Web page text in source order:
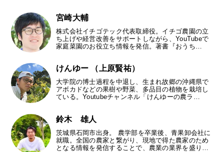
宮崎大輔
株式会社イチゴテック代表取締役。イチゴ農園の立
ち上げや経営改善をサポートしながら、YouTubeで
家庭菜園のお役立ち情報を発信。著書『おうち…
けんゆー （上原賢祐）
大学院の博士過程を中退し、生まれ故郷の沖縄県で
アボカドなどの果樹や野菜、多品目の植物を栽培し
ている。Youtubeチャンネル「けんゆーの農ラ…
鈴木 雄人
茨城県石岡市出身。 農学部を卒業後、青果卸会社に
就職。全国の農家と繋がり、現地で得た農家のため
となる情報を発信することで、農業の業界を盛り…